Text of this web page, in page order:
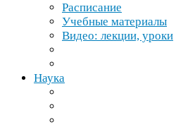
Расписание
Учебные материалы
Видео: лекции, уроки
Наука